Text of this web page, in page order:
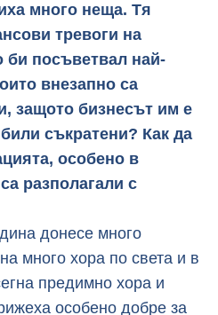
много неща. Тя
тревоги на
би посъветвал най-
внезапно са
защото бизнесът им е
съкратени? Как да
особено в
разполагали с
донесе много
много хора по света и в
предимно хора и
особено добре за